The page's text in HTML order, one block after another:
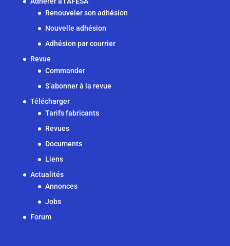
Renouveler son adhésion
Nouvelle adhésion
Adhésion par courrier
Revue
Commander
S’abonner à la revue
Télécharger
Tarifs fabricants
Revues
Documents
Liens
Actualités
Annonces
Jobs
Forum